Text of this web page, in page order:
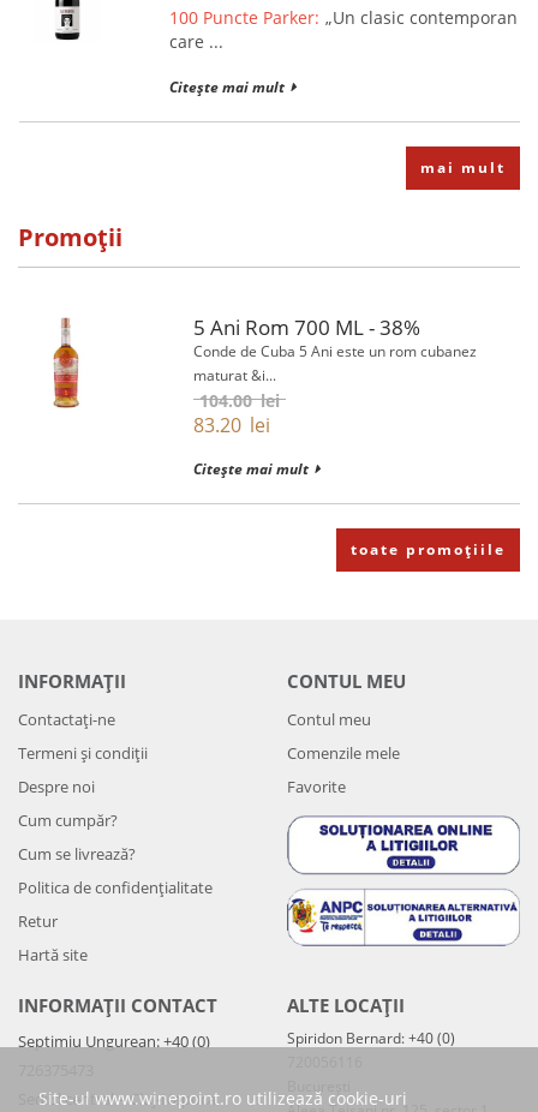
100 Puncte Parker: „Un clasic contemporan
care ...
Citește mai mult
mai mult
Promoții
5 Ani Rom 700 ML - 38%
Conde de Cuba 5 Ani este un rom cubanez
maturat &i...
104.00lei
83.20 lei
Citește mai mult
toate promoțiile
INFORMAȚII
Contactați-ne
Termeni și condiții
Despre noi
Cum cumpăr?
Cum se livrează?
Politica de confidenţialitate
Retur
Hartă site
CONTUL MEU
Contul meu
Comenzile mele
Favorite
INFORMAȚII CONTACT
Septimiu Ungurean: +40 (0)
Sediul central – Cluj-Napoca
ALTE LOCAȚII
Spiridon Bernard: +40 (0)
Site-ul www.winepoint.ro utilizează cookie-uri